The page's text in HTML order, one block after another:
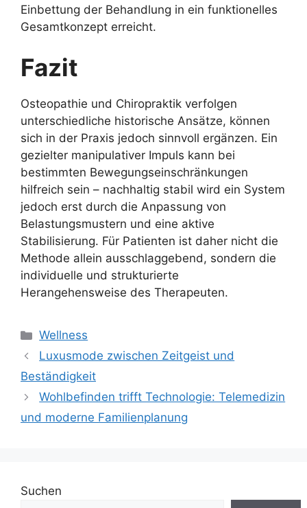
Einbettung der Behandlung in ein funktionelles
Gesamtkonzept erreicht.
Fazit
Osteopathie und Chiropraktik verfolgen
unterschiedliche historische Ansätze, können
sich in der Praxis jedoch sinnvoll ergänzen. Ein
gezielter manipulativer Impuls kann bei
bestimmten Bewegungseinschränkungen
hilfreich sein – nachhaltig stabil wird ein System
jedoch erst durch die Anpassung von
Belastungsmustern und eine aktive
Stabilisierung. Für Patienten ist daher nicht die
Methode allein ausschlaggebend, sondern die
individuelle und strukturierte
Herangehensweise des Therapeuten.
Kategorien
Wellness
Luxusmode zwischen Zeitgeist und
Beständigkeit
Wohlbefinden trifft Technologie: Telemedizin
und moderne Familienplanung
Suchen